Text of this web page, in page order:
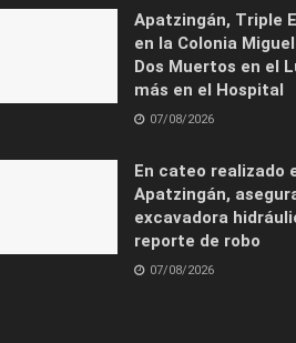
Apatzingán, Triple
en la Colonia
Dos Muertos en el
más en el Hospital
07/08/2026
En cateo realizado
Apatzingán,
excavadora
reporte de robo
07/08/2026